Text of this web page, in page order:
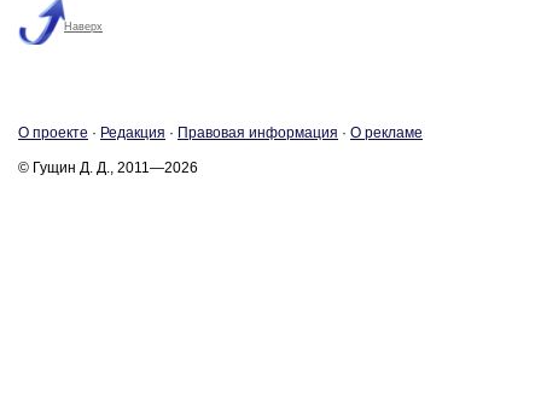
Наверх
О про­ек­те · Ре­дак­ция · Пра­во­вая ин­фор­ма­ция · О ре­кла­ме
© Гущин Д. Д., 2011—2026